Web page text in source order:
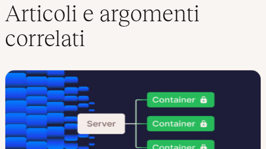
Articoli e argomenti
correlati